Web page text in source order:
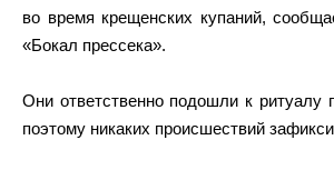
во время крещенских купаний,
«Бокал прессека».
Они ответственно подошли к ритуалу
поэтому никаких происшествий